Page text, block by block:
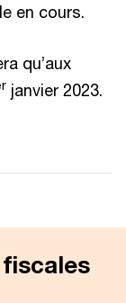
en cours.
qu’aux
janvier 2023.